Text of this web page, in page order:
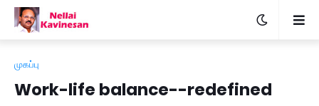
முகப்பு
Work-life balance--redefined